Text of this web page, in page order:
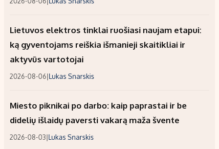
Lietuvos elektros tinklai ruošiasi naujam etapui:
ką gyventojams reiškia išmanieji skaitikliai ir
aktyvūs vartotojai
2026-08-06|Lukas Snarskis
Miesto piknikai po darbo: kaip paprastai ir be
didelių išlaidų paversti vakarą maža švente
2026-08-03|Lukas Snarskis